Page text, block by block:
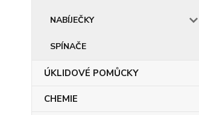
NABÍJEČKY
SPÍNAČE
ÚKLIDOVÉ POMŮCKY
CHEMIE